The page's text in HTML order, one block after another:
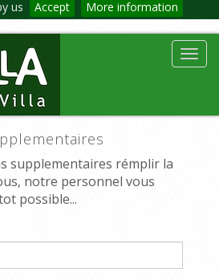
us Accept More information
supplementaires rémplir la
notre personnel vous
possible...